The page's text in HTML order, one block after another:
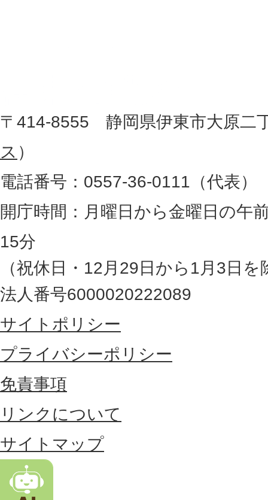
地
図
。
静
岡
県
の
最
東
部
に
位
置
す
る
市
。
所
〒414-8555 静岡県伊東市大原二
ス ）
電話番号：0557-36-0111（代表）
開庁時間：月曜日から金曜日の午
15分
（祝休日・12月29日から1月3日を
法人番号6000020222089
サイトポリシー
プライバシーポリシー
免責事項
リンクについて
サイトマップ